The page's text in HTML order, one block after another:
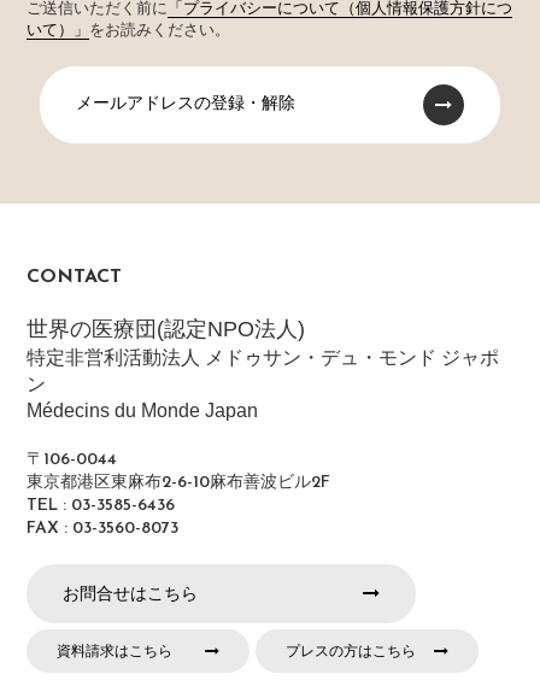
ご送信いただく前に
「プライバシーについて（個人情報保護方針につ
いて）」 をお読みください。
メールアドレスの登録・解除
CONTACT
世界の医療団(認定NPO法人)
特定非営利活動法人 メドゥサン・デュ・モンド ジャポ
ン
Médecins du Monde Japan
〒106-0044
東京都港区東麻布2-6-10麻布善波ビル2F
TEL : 03-3585-6436
FAX : 03-3560-8073
お問合せはこちら
資料請求はこちら プレスの方はこちら